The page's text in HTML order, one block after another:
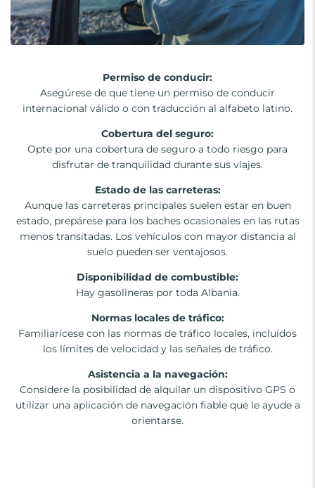
Permiso de conducir:
Asegúrese de que tiene un permiso de conducir
internacional válido o con traducción al alfabeto latino.
Cobertura del seguro:
Opte por una cobertura de seguro a todo riesgo para
disfrutar de tranquilidad durante sus viajes.
Estado de las carreteras:
Aunque las carreteras principales suelen estar en buen
estado, prepárese para los baches ocasionales en las rutas
menos transitadas. Los vehículos con mayor distancia al
suelo pueden ser ventajosos.
Disponibilidad de combustible:
Hay gasolineras por toda Albania.
Normas locales de tráfico:
Familiarícese con las normas de tráfico locales, incluidos
los límites de velocidad y las señales de tráfico.
Asistencia a la navegación:
Considere la posibilidad de alquilar un dispositivo GPS o
utilizar una aplicación de navegación fiable que le ayude a
orientarse.